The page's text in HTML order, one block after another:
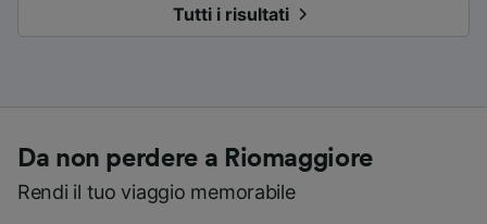
Tutti i risultati
Da non perdere a Riomaggiore
Rendi il tuo viaggio memorabile